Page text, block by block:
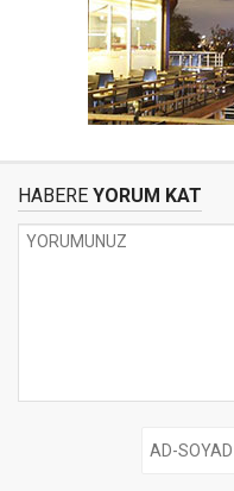
HABERE YORUM KAT